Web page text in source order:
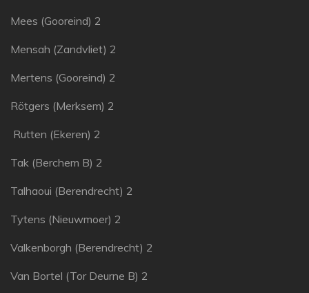
Mees (Gooreind) 2
Mensah (Zandvliet) 2
Mertens (Gooreind) 2
Rötgers (Merksem) 2
Rutten (Ekeren) 2
Tak (Berchem B) 2
Talhaoui (Berendrecht) 2
Tytens (Nieuwmoer) 2
Valkenborgh (Berendrecht) 2
Van Bortel (Tor Deurne B) 2